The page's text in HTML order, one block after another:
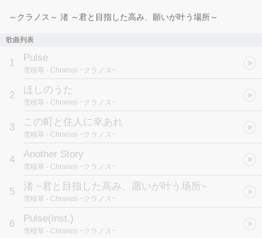
～クラノス～ 渚 ～君と目指した高み、願いが叶う場所～
歌曲列表
1 Pulse
雪桜草 - Chranos ~クラノス~
2 ほしのうた
雪桜草 - Chranos ~クラノス~
3 この町と住人に幸あれ
雪桜草 - Chranos ~クラノス~
4 Another Story
雪桜草 - Chranos ~クラノス~
5 渚 ~君と目指した高み、愿いが叶う场所~
雪桜草 - Chranos ~クラノス~
6 Pulse(inst.)
雪桜草 - Chranos ~クラノス~